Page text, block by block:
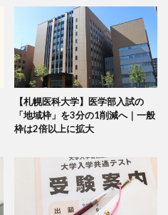
【札幌医科大学】医学部入試の
「地域枠」を3分の1削減へ｜一般
枠は2倍以上に拡大